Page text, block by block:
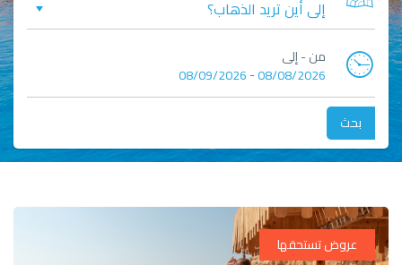
من - إلى
08/08/2026
-
08/09/2026
بحث
عروض تستحقها